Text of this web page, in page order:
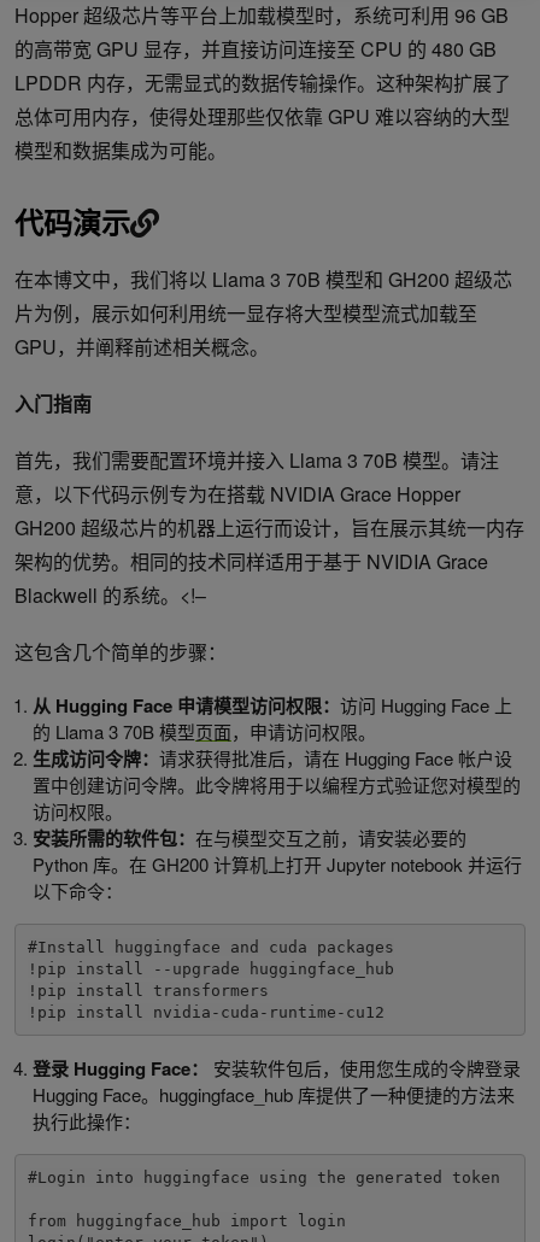
Hopper 超级芯片等平台上加载模型时，系统可利用 96 GB
的高带宽 GPU 显存，并直接访问连接至 CPU 的 480 GB
LPDDR 内存，无需显式的数据传输操作。这种架构扩展了
总体可用内存，使得处理那些仅依靠 GPU 难以容纳的大型
模型和数据集成为可能。
代码演示
在本博文中，我们将以 Llama 3 70B 模型和 GH200 超级芯
片为例，展示如何利用统一显存将大型模型流式加载至
GPU，并阐释前述相关概念。
入门指南
首先，我们需要配置环境并接入 Llama 3 70B 模型。请注
意，以下代码示例专为在搭载 NVIDIA Grace Hopper
GH200 超级芯片的机器上运行而设计，旨在展示其统一内存
架构的优势。相同的技术同样适用于基于 NVIDIA Grace
Blackwell 的系统。<!–
这包含几个简单的步骤：
从 Hugging Face 申请模型访问权限： 访问 Hugging Face 上
的 Llama 3 70B 模型页面，申请访问权限。
生成访问令牌： 请求获得批准后，请在 Hugging Face 帐户设
置中创建访问令牌。此令牌将用于以编程方式验证您对模型的
访问权限。
安装所需的软件包： 在与模型交互之前，请安装必要的
Python 库。在 GH200 计算机上打开 Jupyter notebook 并运行
以下命令：
#Install huggingface and cuda packages
!pip install --upgrade huggingface_hub
!pip install transformers
登录 Hugging Face：
安装软件包后，使用您生成的令牌登录
Hugging Face。huggingface_hub 库提供了一种便捷的方法来
执行此操作：
#Login into huggingface using the generated token
from huggingface_hub import login